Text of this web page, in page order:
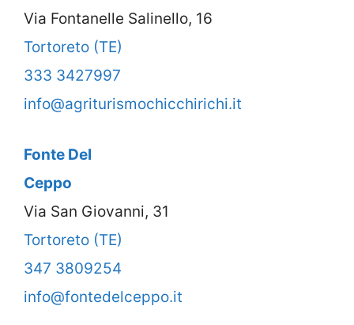
Via Fontanelle Salinello, 16
Tortoreto (TE)
333 3427997
info@agriturismochicchirichi.it
Fonte Del
Ceppo
Via San Giovanni, 31
Tortoreto (TE)
347 3809254
info@fontedelceppo.it